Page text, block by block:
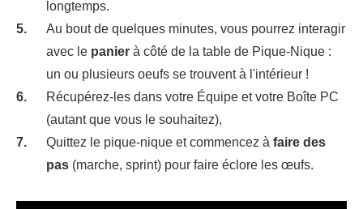
longtemps.
Au bout de quelques minutes, vous pourrez interagir
avec le panier à côté de la table de Pique-Nique :
un ou plusieurs oeufs se trouvent à l'intérieur !
Récupérez-les dans votre Équipe et votre Boîte PC
(autant que vous le souhaitez),
Quittez le pique-nique et commencez à faire des
pas (marche, sprint) pour faire éclore les œufs.